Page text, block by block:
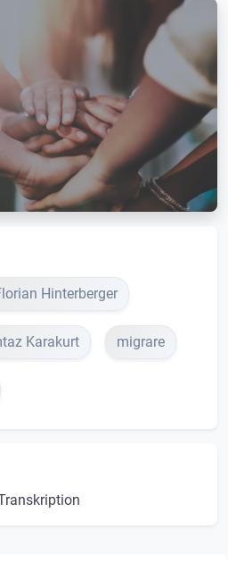
Hinterberger
Karakurt migrare